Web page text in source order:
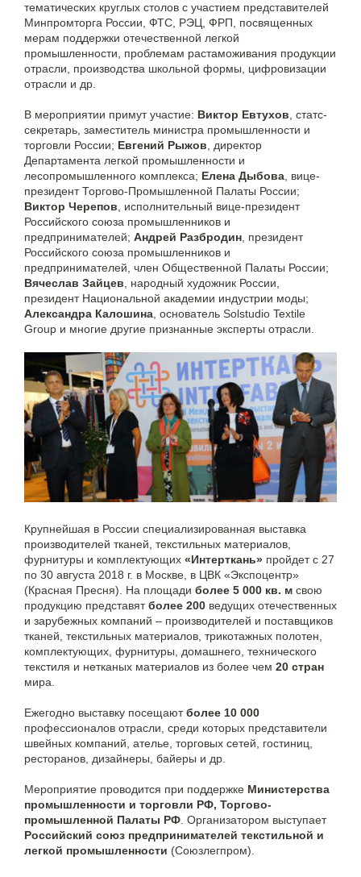
тематических круглых столов с участием представителей
Минпромторга России, ФТС, РЭЦ, ФРП, посвященных
мерам поддержки отечественной легкой
промышленности, проблемам растаможивания продукции
отрасли, производства школьной формы, цифровизации
отрасли и др.
В мероприятии примут участие: Виктор Евтухов , статс-
секретарь, заместитель министра промышленности и
торговли России; Евгений Рыжов , директор
Департамента легкой промышленности и
лесопромышленного комплекса; Елена Дыбова , вице-
президент Торгово-Промышленной Палаты России;
Виктор Черепов , исполнительный вице-президент
Российского союза промышленников и
предпринимателей; Андрей Разбродин , президент
Российского союза промышленников и
предпринимателей, член Общественной Палаты России;
Вячеслав Зайцев , народный художник России,
президент Национальной академии индустрии моды;
Александра Калошина , основатель Solstudio Textile
Group и многие другие признанные эксперты отрасли.
Крупнейшая в России специализированная выставка
производителей тканей, текстильных материалов,
фурнитуры и комплектующих «Интерткань» пройдет с 27
по 30 августа 2018 г. в Москве, в ЦВК «Экспоцентр»
(Красная Пресня). На площади более 5 000 кв. м свою
продукцию представятболее 200 ведущих отечественных
и зарубежных компаний – производителей и поставщиков
тканей, текстильных материалов, трикотажных полотен,
комплектующих, фурнитуры, домашнего, технического
текстиля и нетканых материалов из более чем 20 стран
мира.
Ежегодно выставку посещаютболее 10 000
профессионалов отрасли, среди которых представители
швейных компаний, ателье, торговых сетей, гостиниц,
ресторанов, дизайнеры, байеры и др.
Мероприятие проводится при поддержке Министерства
промышленности и торговли РФ, Торгово-
промышленной Палаты РФ . Организатором выступает
Российский союз предпринимателей текстильной и
легкой промышленности (Союзлегпром).